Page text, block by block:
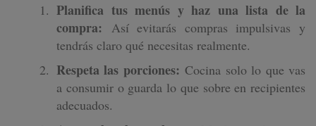
Planifica tus menús y haz una lista de la
compra: Así evitarás compras impulsivas y
tendrás claro qué necesitas realmente.
Respeta las porciones: Cocina solo lo que vas
a consumir o guarda lo que sobre en recipientes
adecuados.